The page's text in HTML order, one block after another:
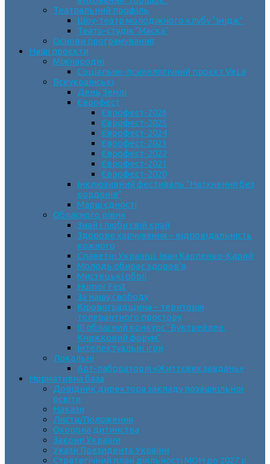
Театральний профіль
Шоу-театр молодіжного клубу “Імідж”
Театр-студія “Маска”
Основи програмування
Наші проєкти
Міжнародні
Соціально-психологічний проєкт VeLa
Всеукраїнські
День Землі
Єврофест
Єврофест-2026
Єврофест-2025
Єврофест-2024
Єврофест-2023
Єврофест-2022
Єврофест-2021
Єврофест-2020
Інклюзивний фестиваль “Натхнення без
кордонів”
Марш єдності
Обласного рівня
Знай і люби свій край
Здорове харчування – відповідальність
кожного
Славетні Українці. Іван Карпенко-Карий
Молодь обирає здоров’я
Мистецькі обрії
Humor Fest
За нашу свободу
Кіровоградщина – територія
толерантного простору
ІII обласний конкурс “Буктрейлер.
Книжковий форум”
Інтелектуальні ігри
Локальні
Арт-лабораторія «Життєвих завдань»
Нормативна база
Довідник директора закладу позашкільної
освіти
Накази
Листи/Положення
Охорона дитинства
Закони України
Укази Президента України
Стратегічний план діяльності МОН до 2027 р.